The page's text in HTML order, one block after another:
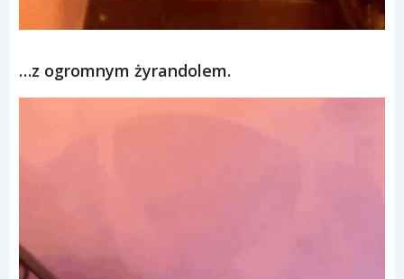
…z ogromnym żyrandolem.